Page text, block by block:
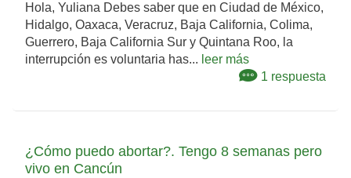
Hola, Yuliana Debes saber que en Ciudad de México,
Hidalgo, Oaxaca, Veracruz, Baja California, Colima,
Guerrero, Baja California Sur y Quintana Roo, la
interrupción es voluntaria has... leer más
1 respuesta
¿Cómo puedo abortar?. Tengo 8 semanas pero
vivo en Cancún